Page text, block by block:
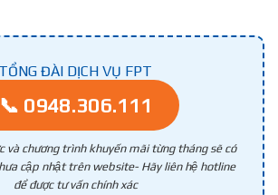
TỔNG ĐÀI DỊCH VỤ FPT
📞 0948.306.111
và chương trình khuyến mãi từng tháng sẽ có
cập nhật trên website- Hãy liên hệ hotline
để được tư vấn chính xác